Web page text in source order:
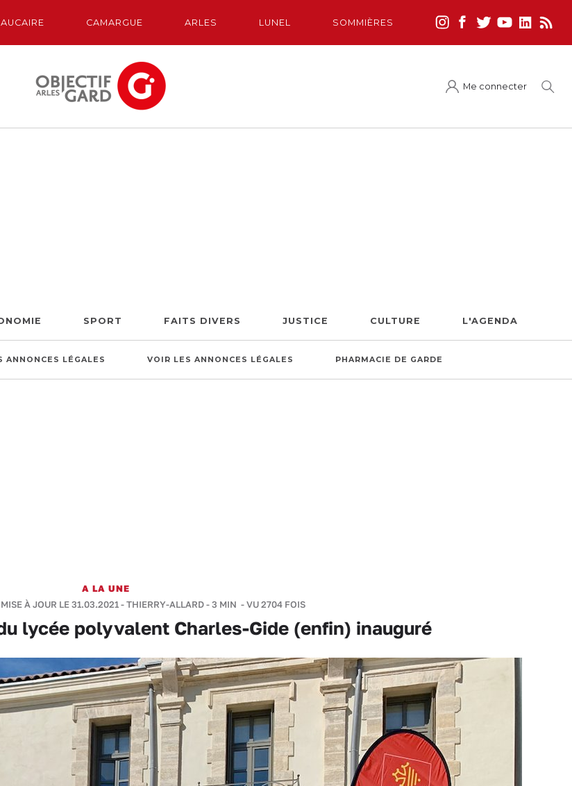
CAMARGUE ARLES LUNEL SOMMIÈRES
Me connecter
SPORT FAITS DIVERS JUSTICE CULTURE L'AGENDA
ANNONCES LÉGALES VOIR LES ANNONCES LÉGALES PHARMACIE DE GARDE
A LA UNE
À JOUR LE 31.03.2021 -THIERRY-ALLARD-3 MIN - VU 2704 FOIS
lycée polyvalent Charles-Gide (enfin) inauguré